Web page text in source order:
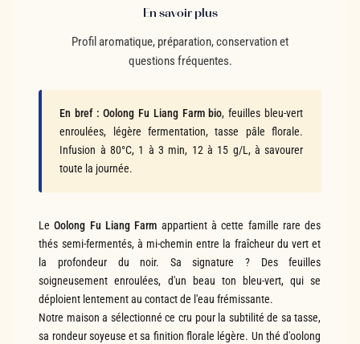
En savoir plus
Profil aromatique, préparation, conservation et
questions fréquentes.
En bref : Oolong Fu Liang Farm bio, feuilles bleu-vert
enroulées, légère fermentation, tasse pâle florale.
Infusion à 80°C, 1 à 3 min, 12 à 15 g/L, à savourer
toute la journée.
LeOolong Fu Liang Farm appartient à cette famille rare des
thés semi-fermentés, à mi-chemin entre la fraîcheur du vert et
la profondeur du noir. Sa signature ? Des feuilles
soigneusement enroulées, d'un beau ton bleu-vert, qui se
déploient lentement au contact de l'eau frémissante.
Notre maison a sélectionné ce cru pour la subtilité de sa tasse,
sa rondeur soyeuse et sa finition florale légère. Un thé d'oolong